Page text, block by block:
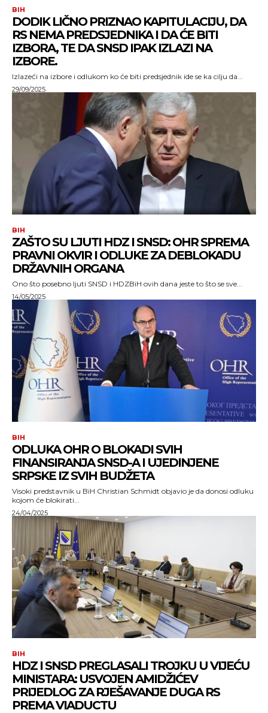
BIH
DODIK LIČNO PRIZNAO KAPITULACIJU, DA
RS NEMA PREDSJEDNIKA I DA ĆE BITI
IZBORA, TE DA SNSD IPAK IZLAZI NA
IZBORE.
Izlazeći na izbore i odlukom ko će biti predsjednik ide se ka cilju da...
29/09/2025
BIH
ZAŠTO SU LJUTI HDZ I SNSD: OHR SPREMA
PRAVNI OKVIR I ODLUKE ZA DEBLOKADU
DRŽAVNIH ORGANA
Ono što posebno ljuti SNSD i HDZBiH ovih dana jeste to što se sve...
14/05/2025
BIH
ODLUKA OHR O BLOKADI SVIH
FINANSIRANJA SNSD-A I UJEDINJENE
SRPSKE IZ SVIH BUDŽETA
Visoki predstavnik u BiH Christian Schmidt objavio je da donosi odluku
kojom će blokirati...
24/04/2025
BIH
HDZ I SNSD PREGLASALI TROJKU U VIJEĆU
MINISTARA: USVOJEN AMIDŽIĆEV
PRIJEDLOG ZA RJEŠAVANJE DUGA RS
PREMA VIADUCTU